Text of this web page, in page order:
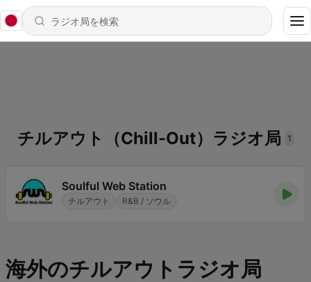
チルアウト（Chill-Out）ラジオ局 1
Soulful Web Station
チルアウト R&B / ソウル
海外のチルアウトラジオ局